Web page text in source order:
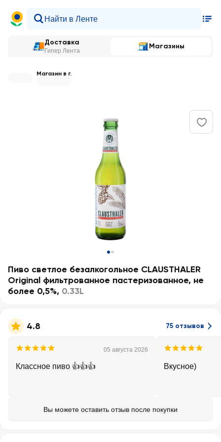
Доставка
Гипер Лента
Магазины
Магазин в г.
Пиво светлое безалкогольное CLAUSTHALER
Original фильтрованное пастеризованное, не
более 0,5%, 0.33L
4.8 75 отзывов
05 августа 2026
Классное пиво 👍👍👍 Вкусное)
Вы можете оставить отзыв после покупки